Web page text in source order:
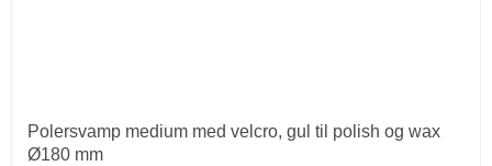
Polersvamp medium med velcro, gul til polish og wax
Ø180 mm